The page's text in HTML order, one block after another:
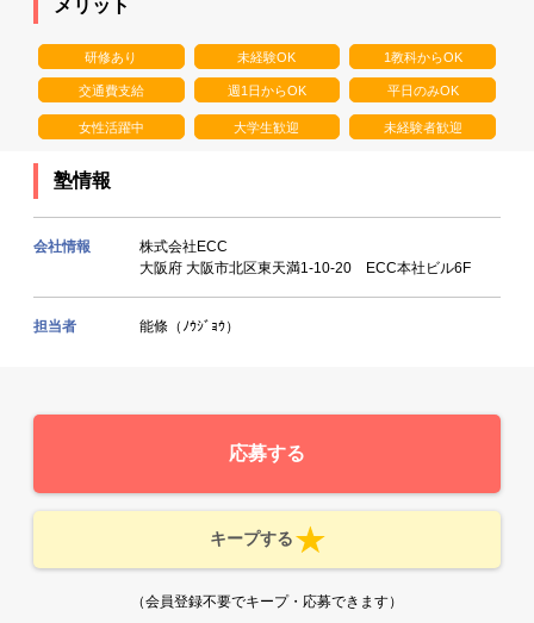
メリット
研修あり 未経験OK 1教科からOK
交通費支給 週1日からOK 平日のみOK
女性活躍中 大学生歓迎 未経験者歓迎
塾情報
会社情報
株式会社ECC
大阪府 大阪市北区東天満1-10-20 ECC本社ビル6F
担当者 能條（ﾉｳｼﾞｮｳ）
応募する
キープする
（会員登録不要でキープ・応募できます）